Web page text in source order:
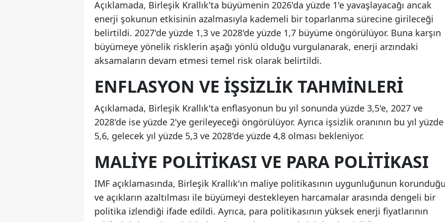
Açıklamada, Birleşik Krallık'ta büyümenin 2026'da yüzde 1'e yavaşlayacağı ancak
enerji şokunun etkisinin azalmasıyla kademeli bir toparlanma sürecine girileceği
belirtildi. 2027'de yüzde 1,3 ve 2028'de yüzde 1,7 büyüme öngörülüyor. Buna karşın
büyümeye yönelik risklerin aşağı yönlü olduğu vurgulanarak, enerji arzındaki
aksamaların devam etmesi temel risk olarak belirtildi.
ENFLASYON VE İŞSIZLIK TAHMINLERI
Açıklamada, Birleşik Krallık'ta enflasyonun bu yıl sonunda yüzde 3,5'e, 2027 ve
2028'de ise yüzde 2'ye gerileyeceği öngörülüyor. Ayrıca işsizlik oranının bu yıl yüzde
5,6, gelecek yıl yüzde 5,3 ve 2028'de yüzde 4,8 olması bekleniyor.
MALIYE POLITIKASI VE PARA POLITIKASI
IMF açıklamasında, Birleşik Krallık'ın maliye politikasının uygunluğunun
ve açıkların azaltılması ile büyümeyi destekleyen harcamalar arasında dengeli bir
politika izlendiği ifade edildi. Ayrıca, para politikasının yüksek enerji fiyatlarının